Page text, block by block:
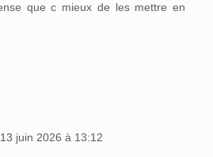
que c mieux de les mettre en
13 juin 2026 à 13:12